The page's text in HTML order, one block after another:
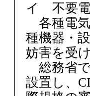
イ 不要
各種電気
種機器・
妨害を受
総務省で
設置し、